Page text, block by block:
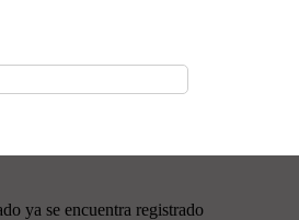
ya se encuentra registrado